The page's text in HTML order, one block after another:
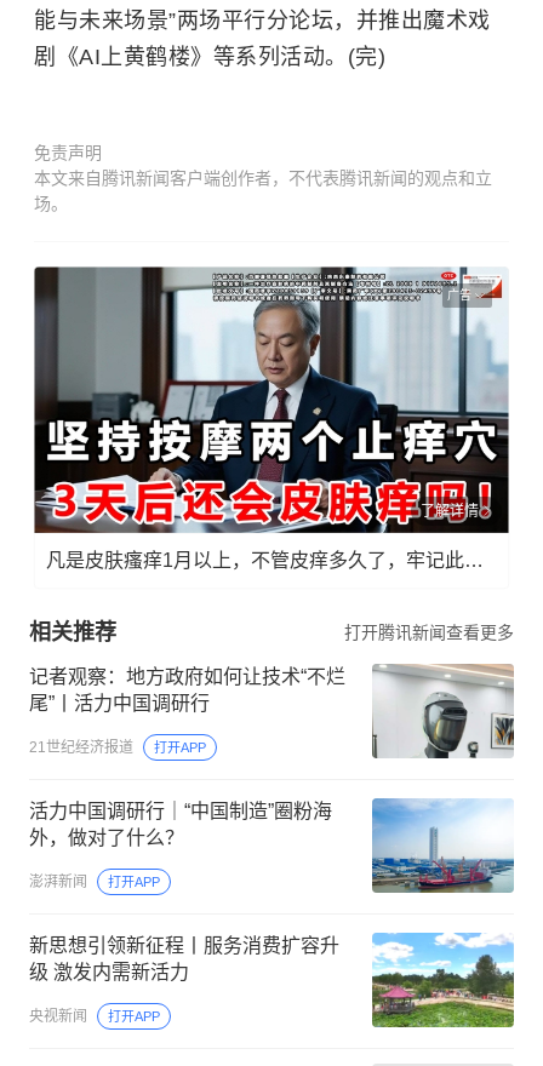
能与未来场景”两场平行分论坛，并推出魔术戏
剧《AI上黄鹤楼》等系列活动。(完)
免责声明
本文来自腾讯新闻客户端创作者，不代表腾讯新闻的观点和立
场。
广告
了解详情
凡是皮肤瘙痒1月以上，不管皮痒多久了，牢记此法，快！准！狠！
相关推荐 打开腾讯新闻查看更多
记者观察：地方政府如何让技术“不烂
尾”丨活力中国调研行
21世纪经济报道 打开APP
活力中国调研行｜“中国制造”圈粉海
外，做对了什么？
澎湃新闻 打开APP
新思想引领新征程丨服务消费扩容升
级 激发内需新活力
央视新闻 打开APP